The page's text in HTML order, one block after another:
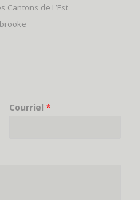
Cantons de L’Est
Courriel *